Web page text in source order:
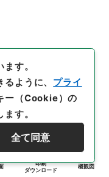
印刷
ダウンロード
概観図
す。
ように、 プライ
ー（Cookie）の
す。
全て同意